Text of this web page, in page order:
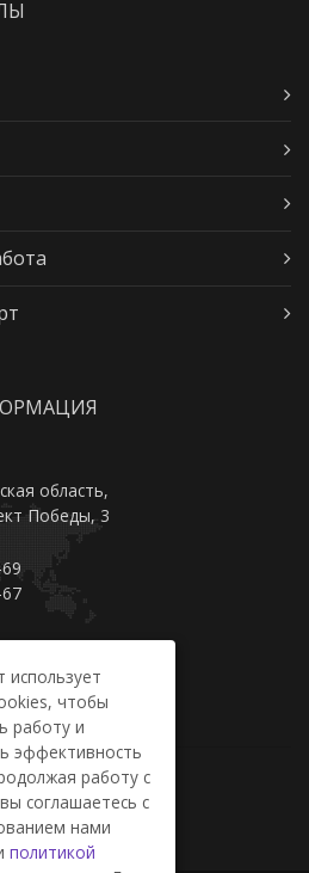
область,
Победы, 3
использует
чтобы
работу и
эффективность
работу с
соглашаетесь с
нами
политикой